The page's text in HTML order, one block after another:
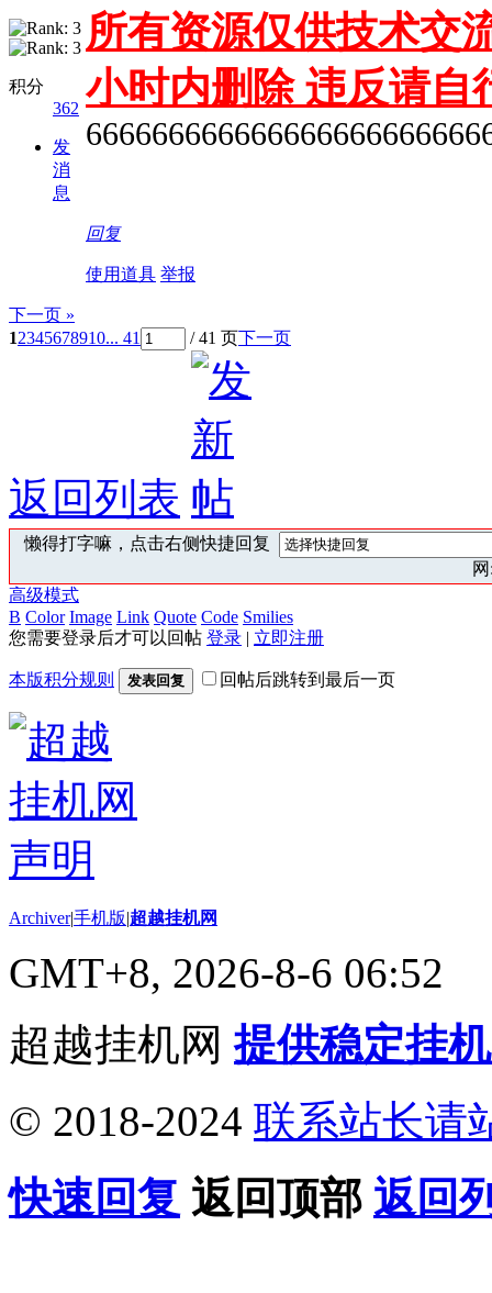
积分
362
发
消
息
所有资源仅供技术交
小时内删除 违反请自
回复
使用道具 举报
下一页 »
12345678910... 41 / 41 页下一页
返回列表
懒得打字嘛，点击右侧快捷回复
高级模式
B Color Image Link Quote Code Smilies
您需要登录后才可以回帖 登录 | 立即注册
本版积分规则 发表回复 回帖后跳转到最后一页
Archiver|手机版|超越挂机网
GMT+8, 2026-8-6 06:52
超越挂机网提供稳定挂
© 2018-2024 联系站长请
快速回复 返回顶部 返回